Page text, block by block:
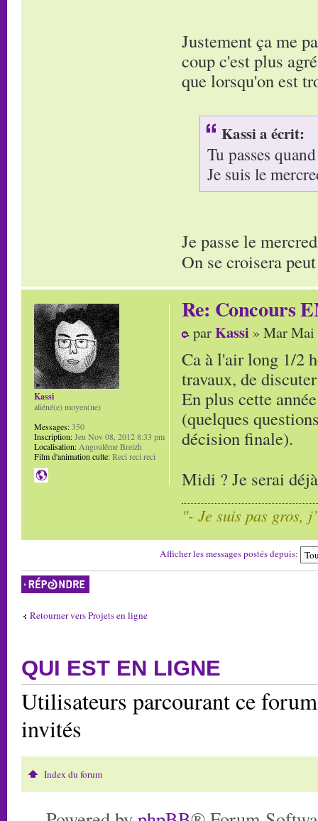
Justement ça me
coup c'est plus
que lorsqu'on est
Kassi a écrit:
Tu passes
Je suis le
Je passe le
On se croisera
Re: Concours
parKassi » Mar Mai
Ca à l'air long 1/2
travaux, de
En plus cette
(quelques
décision finale).
Midi ? Je serai
"- Je suis pas gros,
Kassi
aliéné(e) moyen(ne)
Messages:350
Inscription:Jeu Nov 08, 2012 8:33 pm
Localisation:Angoulême Breizh
Film d'animation culte:Reci reci reci
Afficher les messages postés depuis:
Répondre
Retourner vers Projets en ligne
QUI EST EN LIGNE
Utilisateurs parcourant ce
invités
Index du forum